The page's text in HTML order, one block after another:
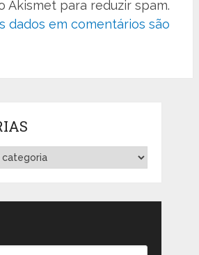
Akismet para reduzir spam.
dados em comentários são